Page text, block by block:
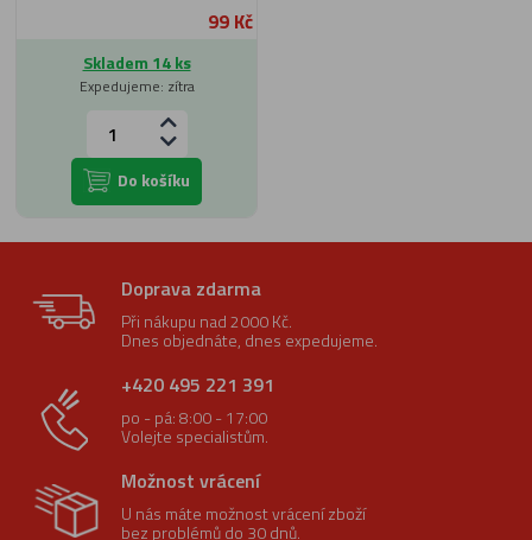
99 Kč
Skladem 14 ks
Expedujeme: zítra
Do košíku
Doprava zdarma
Při nákupu nad 2000 Kč.
Dnes objednáte, dnes expedujeme.
+420 495 221 391
po - pá: 8:00 - 17:00
Volejte specialistům.
Možnost vrácení
U nás máte možnost vrácení zboží
bez problémů do 30 dnů.